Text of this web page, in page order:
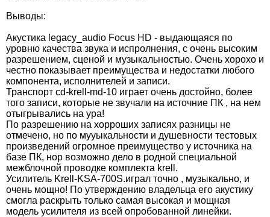
Выводы:
Акустика legacy_audio Focus HD - выдающаяся по
уровню качества звука и испролнения, с очень высоким
разрешением, сценой и музыкальностью. Очень хорохо и
честно показывает преимущества и недостатки любого
компонента, исполнителей и записи.
Транспорт cd-krell-md-10 играет очень достойно, более
того записи, которые не звучали на источние ПК , на нем
отыгрывались на ура!
По разрешению на хорроших записях разницы не
отмечено, но по мууыкальности и душевности тестовых
произведений огромное преимущество у источника на
базе ПК, нор возможно дело в родной специальной
межблочной проводке комплекта krell.
Усилитель Krell-KSA-700S.играл точно , музыкально, и
очень мощно! По утверждению владельца его акустику
смогла раскрыть только самая высокая и мощная
модель усилителя из всей опробованной линейки.